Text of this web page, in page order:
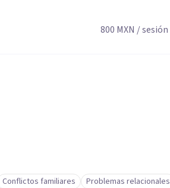
800 MXN / sesión
Conflictos familiares
Problemas relacionales